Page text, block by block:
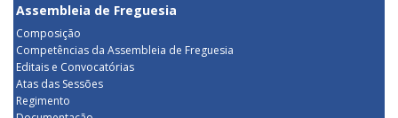
Assembleia de Freguesia
Composição
Competências da Assembleia de Freguesia
Editais e Convocatórias
Atas das Sessões
Regimento